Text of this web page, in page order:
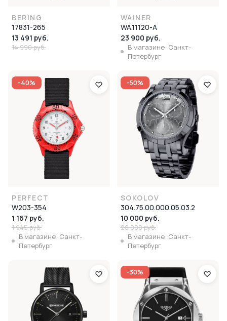
BERING
17831-265
13 491 руб.
14 990 руб.
WAINER
WA.11120-A
23 900 руб.
В магазине: Санкт-
Петербург
-40%
PERFECT
W203-354
1 167 руб.
1 945 руб.
В магазине: Санкт-
Петербург
-50%
SOKOLOV
304.75.00.000.05.03.2
10 000 руб.
20 000 руб.
В магазине: Санкт-
Петербург
-30%